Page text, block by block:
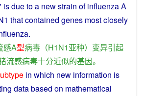
isduetoa new strain ofinfluenzaA
that contained genes mostclosely
.
感A型病毒 （H1N1亚种） 变异引起
流感病毒十分近似的基因。
in which new information is
databased on mathematical